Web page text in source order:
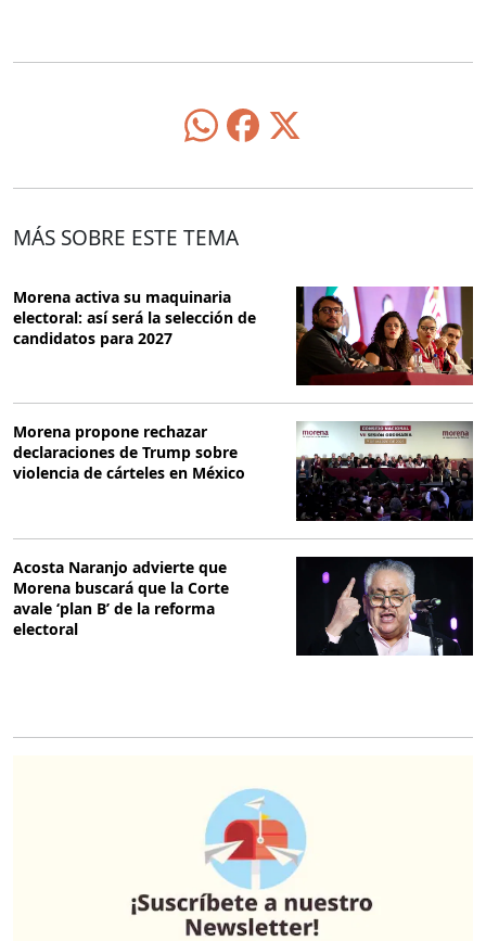
MÁS SOBRE ESTE TEMA
Morena activa su maquinaria
electoral: así será la selección de
candidatos para 2027
Morena propone rechazar
declaraciones de Trump sobre
violencia de cárteles en México
Acosta Naranjo advierte que
Morena buscará que la Corte
avale ‘plan B’ de la reforma
electoral